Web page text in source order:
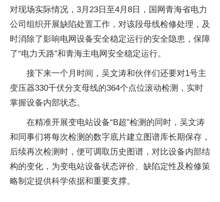
对现场实际情况，3月23日至4月8日，国网青海省电力
公司组织开展缺陷处置工作，对该段母线检修处理，及
时消除了影响电网设备安全稳定运行的安全隐患，保障
了“电力天路”和青海主电网安全稳定运行。
接下来一个月时间，吴文涛和伙伴们还要对1号主
变压器330千伏分支母线的364个点位滚动检测，实时
掌握设备内部状态。
在精准开展变电站设备“B超”检测的同时，吴文涛
和同事们将每次检测的数字底片建立图谱库长期保存，
后续再次检测时，便可调取历史图谱，对比设备内部结
构的变化，为变电站设备状态评价、缺陷定性及检修策
略制定提供科学依据和重要支撑。